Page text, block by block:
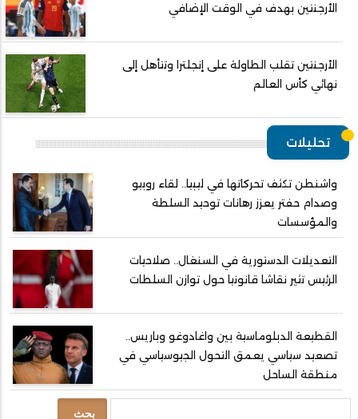
الأرجنتين بهدف في الوقت الإضافي
الأرجنتين تقلب الطاولة على إنجلترا وتتأهل إلى
نهائي كأس العالم
تحليلات
واشنطن تكثف تحركاتها في ليبيا.. لقاء روبيو
وصدام حفتر يعزز رهانات توحيد السلطة
والمؤسسات
التعديلات الدستورية في السنغال.. صلاحيات
الرئيس تثير نقاشا قانونيا حول توازن السلطات
القطيعة الدبلوماسية بين واغادوغو وباريس..
تصعيد سياسي يعمق التحول الجيوسياسي في
منطقة الساحل